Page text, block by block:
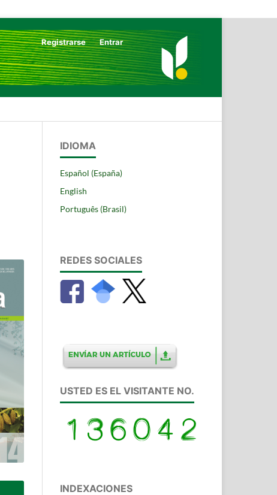
Registrarse Entrar
IDIOMA
Español (España)
English
Português (Brasil)
REDES SOCIALES
USTED ES EL VISITANTE NO.
INDEXACIONES